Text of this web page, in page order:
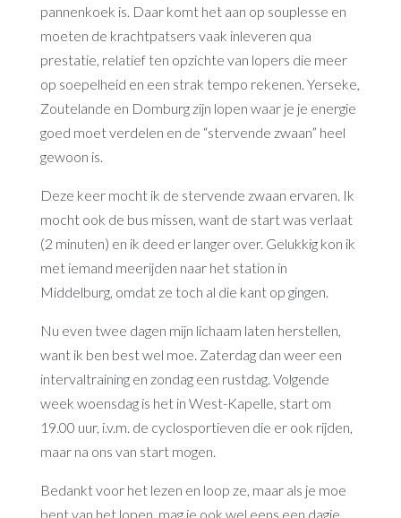
pannenkoek is. Daar komt het aan op souplesse en
moeten de krachtpatsers vaak inleveren qua
prestatie, relatief ten opzichte van lopers die meer
op soepelheid en een strak tempo rekenen. Yerseke,
Zoutelande en Domburg zijn lopen waar je je energie
goed moet verdelen en de “stervende zwaan” heel
gewoon is.
Deze keer mocht ik de stervende zwaan ervaren. Ik
mocht ook de bus missen, want de start was verlaat
(2 minuten) en ik deed er langer over. Gelukkig kon ik
met iemand meerijden naar het station in
Middelburg, omdat ze toch al die kant op gingen.
Nu even twee dagen mijn lichaam laten herstellen,
want ik ben best wel moe. Zaterdag dan weer een
intervaltraining en zondag een rustdag. Volgende
week woensdag is het in West-Kapelle, start om
19.00 uur, i.v.m. de cyclosportieven die er ook rijden,
maar na ons van start mogen.
Bedankt voor het lezen en loop ze, maar als je moe
bent van het lopen, mag je ook wel eens een dagje